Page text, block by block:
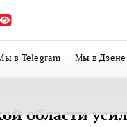
в Telegram Мы в Дзене
области